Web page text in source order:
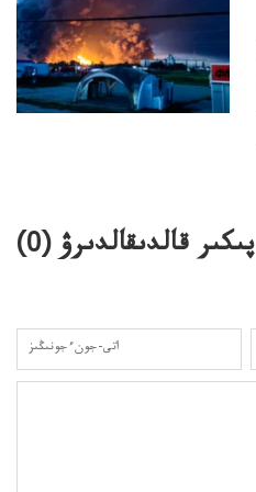
پىكىر قالدىقالدىرۋ (0
)